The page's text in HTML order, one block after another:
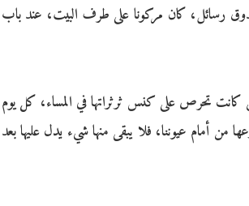
رسائل، كان مركونا على طرف البيت، عند باب
كانت تحرص على كنس ثرثراتها في المساء، كل يوم
من أمام عيوننا، فلا يبقى منها شيء يدل عليها بعد